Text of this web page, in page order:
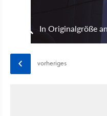
In Originalgröße
vorheriges